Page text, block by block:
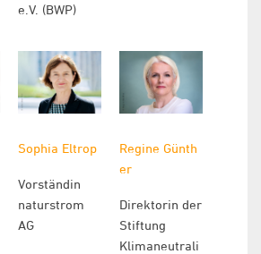
e.V. (BWP)
Sophia Eltrop
Vorständin
naturstrom
AG
Regine Günth
er
Direktorin der
Stiftung
Klimaneutrali